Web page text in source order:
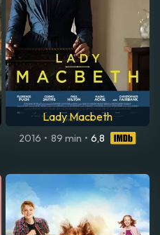
Lady Macbeth
2016 • 89 min • 6,8